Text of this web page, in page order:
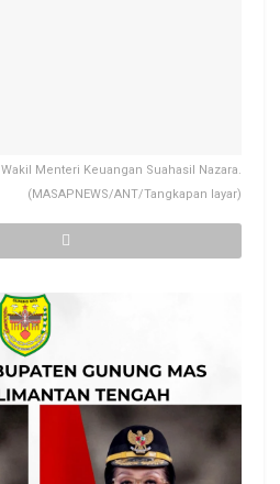
Wakil Menteri Keuangan Suahasil Nazara.
(MASAPNEWS/ANT/Tangkapan layar)